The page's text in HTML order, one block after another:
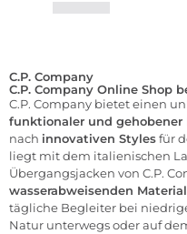
C.P. Company
C.P. Company Online Shop
C.P. Company bietet einen
funktionaler und gehobener
nach innovativen Stylesfür
liegt mit dem italienischen
Übergangsjacken von C.P.
wasserabweisenden
tägliche Begleiter bei
Natur unterwegs oder auf